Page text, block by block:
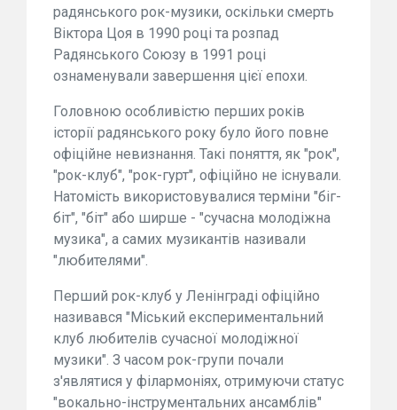
радянського рок-музики, оскільки смерть
Віктора Цоя в 1990 році та розпад
Радянського Союзу в 1991 році
ознаменували завершення цієї епохи.
Головною особливістю перших років
історії радянського року було його повне
офіційне невизнання. Такі поняття, як "рок",
"рок-клуб", "рок-гурт", офіційно не існували.
Натомість використовувалися терміни "біг-
біт", "біт" або ширше - "сучасна молодіжна
музика", а самих музикантів називали
"любителями".
Перший рок-клуб у Ленінграді офіційно
називався "Міський експериментальний
клуб любителів сучасної молодіжної
музики". З часом рок-групи почали
з'являтися у філармоніях, отримуючи статус
"вокально-інструментальних ансамблів"